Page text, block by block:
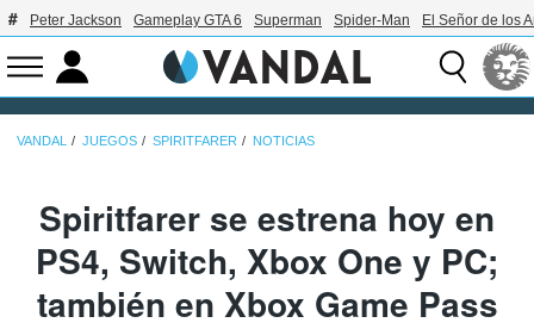
Peter Jackson Gameplay GTA 6 Superman Spider-Man El Señor de los
VANDAL JUEGOS SPIRITFARER NOTICIAS
Spiritfarer se estrena hoy en
PS4, Switch, Xbox One y PC;
también en Xbox Game Pass